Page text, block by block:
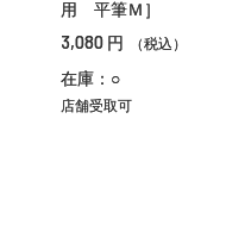
用 平筆Ｍ］
3,080 円 （税込）
在庫：○
店舗受取可